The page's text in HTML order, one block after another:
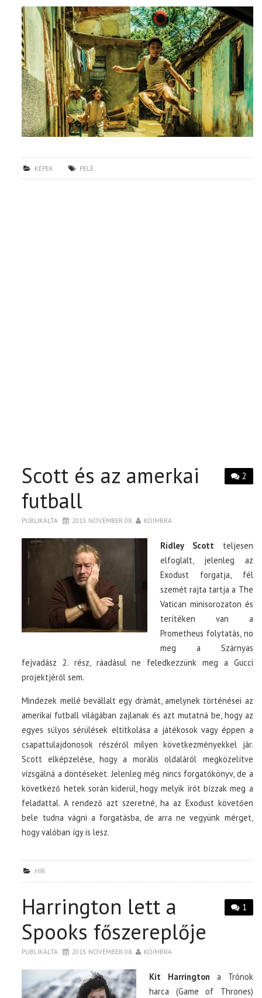
KÉPEK PELÉ
2
Scott és az amerkai
futball
PUBLIKÁLTA 2013. NOVEMBER 08. KOIMBRA
Ridley Scott teljesen
elfoglalt, jelenleg az
Exodust forgatja, fél
szemét rajta tartja a The
Vatican minisorozaton és
terítéken van a
Prometheus folytatás, no
meg a Szárnyas
fejvadász 2. rész, ráadásul ne feledkezzünk meg a Gucci
projektjéről sem.
Mindezek mellé bevállalt egy drámát, amelynek történései az
amerikai futball világában zajlanak és azt mutatná be, hogy az
egyes súlyos sérülések eltitkolása a játékosok vagy éppen a
csapattulajdonosok részéről milyen következményekkel jár.
Scott elképzelése, hogy a morális oldaláról megközelítve
vizsgálná a döntéseket. Jelenleg még nincs forgatókönyv, de a
következő hetek során kiderül, hogy melyik írót bízzak meg a
feladattal. A rendező azt szeretné, ha az Exodust követően
bele tudna vágni a forgatásba, de arra ne vegyünk mérget,
hogy valóban így is lesz.
HÍR
1
Harrington lett a
Spooks főszereplője
PUBLIKÁLTA 2013. NOVEMBER 08. KOIMBRA
Kit Harrington a Trónok
harca (Game of Thrones)